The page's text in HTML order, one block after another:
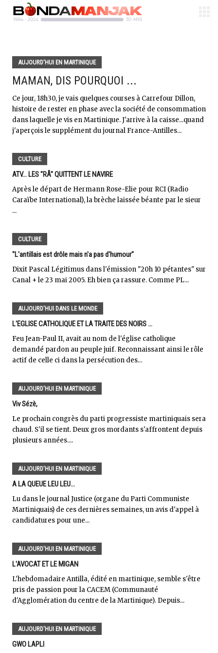
AUJOURD'HUI EN MARTINIQUE
MAMAN, DIS POURQUOI ...
Ce jour, 18h30, je vais quelques courses à Carrefour Dillon,
histoire de rester en phase avec la société de consommation
dans laquelle je vis en Martinique. J'arrive à la caisse...quand
j'aperçois le supplément du journal France-Antilles...
CULTURE
ATV... LES "RÂ" QUITTENT LE NAVIRE
Après le départ de Hermann Rose-Elie pour RCI (Radio
Caraïbe International), la brèche laissée béante par le sieur
...
CULTURE
"L'antillais est drôle mais n'a pas d'humour"
Dixit Pascal Légitimus dans l'émission "20h 10 pétantes" sur
Canal + le 23 mai 2005. Eh bien ça rassure. Comme PL...
AUJOURD'HUI DANS LE MONDE
L'EGLISE CATHOLIQUE ET LA TRAITE DES NOIRS ...
Feu Jean-Paul II, avait au nom de l'église catholique
demandé pardon au peuple juif. Reconnaissant ainsi le rôle
actif de celle ci dans la persécution des...
AUJOURD'HUI EN MARTINIQUE
Viv Sézè,
Le prochain congrès du parti progressiste martiniquais sera
chaud. S'il se tient. Deux gros mordants s'affrontent depuis
plusieurs années....
AUJOURD'HUI EN MARTINIQUE
A LA QUEUE LEU LEU...
Lu dans le journal Justice (organe du Parti Communiste
Martiniquais) de ces dernières semaines, un avis d'appel à
candidatures pour une...
AUJOURD'HUI EN MARTINIQUE
L'AVOCAT ET LE MIGAN
L'hebdomadaire Antilla, édité en martinique, semble s'être
pris de passion pour la CACEM (Communauté
d'Agglomération du centre de la Martinique). Depuis...
AUJOURD'HUI EN MARTINIQUE
GWO LAPLI